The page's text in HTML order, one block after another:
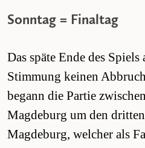
Sonntag = Finaltag
Das späte Ende des
Stimmung keinen
begann die Partie
Magdeburg um den
Magdeburg, welcher als